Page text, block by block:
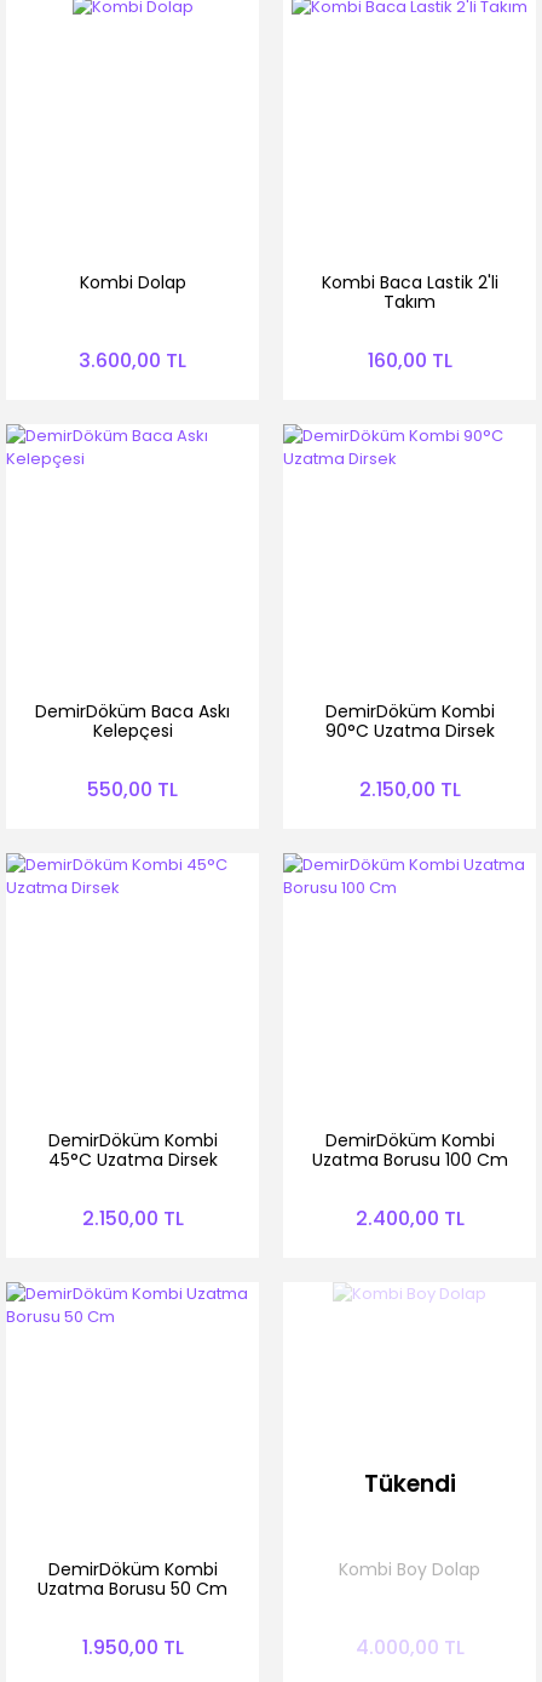
Kombi Dolap
3.600,00 TL
Kombi Baca Lastik 2'li
Takım
160,00 TL
DemirDöküm Baca Askı
Kelepçesi
550,00 TL
DemirDöküm Kombi
90°C Uzatma Dirsek
2.150,00 TL
DemirDöküm Kombi
45°C Uzatma Dirsek
2.150,00 TL
DemirDöküm Kombi
Uzatma Borusu 100 Cm
2.400,00 TL
DemirDöküm Kombi
Uzatma Borusu 50 Cm
1.950,00 TL
Tükendi
Kombi Boy Dolap
4.000,00 TL